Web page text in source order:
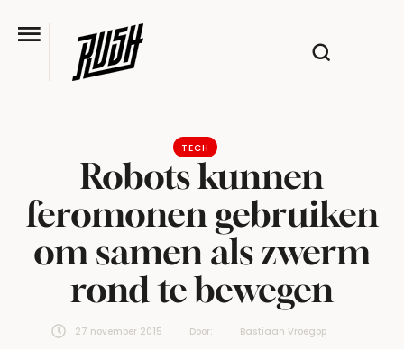
TECH
Robots kunnen
feromonen gebruiken
om samen als zwerm
rond te bewegen
27 november 2015 Door:
Bastiaan Vroegop